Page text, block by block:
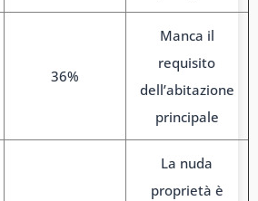
36%
Manca il
requisito
dell’abitazione
principale
La nuda
proprietà è